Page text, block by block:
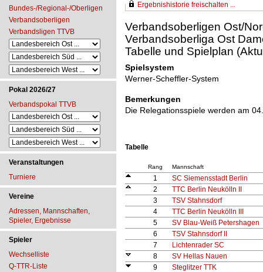
Bundes-/Regional-/Oberligen
Verbandsoberligen
Verbandsligen TTVB
Pokal 2026/27
Verbandspokal TTVB
Veranstaltungen
Turniere
Vereine
Adressen, Mannschaften,
Spieler, Ergebnisse
Spieler
Wechselliste
Q-TTR-Liste
Ergebnishistorie freischalten ...
Verbandsoberligen Ost/
Verbandsoberliga Ost
Tabelle und Spielplan
Spielsystem
Werner-Scheffler-System
Bemerkungen
Die Relegationsspiele werden am
Tabelle
Rang Mannschaft
1
SC Siemensstadt Berlin
2
TTC Berlin Neukölln II
3
TSV Stahnsdorf
4
TTC Berlin Neukölln III
5
SV Blau-Weiß Petershagen
6
TSV Stahnsdorf II
7
Lichtenrader SC
8
SV Hellas Nauen
9
Steglitzer TTK